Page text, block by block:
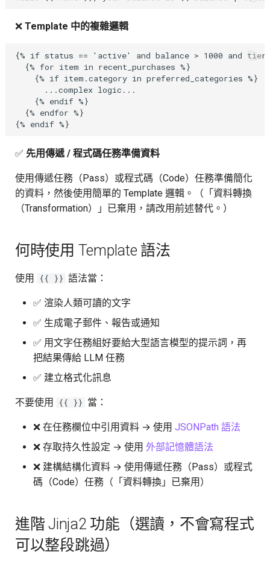
❌ Template 中的複雜邏輯
{% if status == 'active' and balance > 1000 and tier
  {% for item in recent_purchases %}
    {% if item.category in preferred_categories %}
      ...complex logic...
    {% endif %}
  {% endfor %}
✅ 先用傳遞 / 程式碼任務準備資料
使用傳遞任務（Pass）或程式碼（Code）任務準備簡化
的資料，然後使用簡單的 Template 邏輯。（「資料轉換
（Transformation）」已棄用，請改用前述替代。）
何時使用 Template 語法
使用 {{ }} 語法當：
✅ 渲染人類可讀的文字
✅ 生成電子郵件、報告或通知
✅ 用文字任務組好要給大型語言模型的提示詞，再
把結果傳給 LLM 任務
✅ 建立格式化訊息
不要使用 {{ }} 當：
❌ 在任務欄位中引用資料 → 使用 JSONPath 語法
❌ 存取持久性設定 → 使用 外部記憶體語法
❌ 建構結構化資料 → 使用傳遞任務（Pass）或程式
碼（Code）任務（「資料轉換」已棄用）
進階 Jinja2 功能（選讀，不會寫程式
可以整段跳過）